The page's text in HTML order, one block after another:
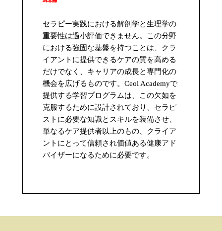
セラピー実践における解剖学と生理学の
重要性は過小評価できません。この分野
における強固な基盤を持つことは、クラ
イアントに提供できるケアの質を高める
だけでなく、キャリアの成長と専門化の
機会を広げるものです。Ceol Academyで
提供する学習プログラムは、この欠如を
克服するために設計されており、セラピ
ストに必要な知識とスキルを装備させ、
単なるケア提供者以上のもの、クライア
ントにとって信頼され価値ある健康アド
バイザーになるために必要です。